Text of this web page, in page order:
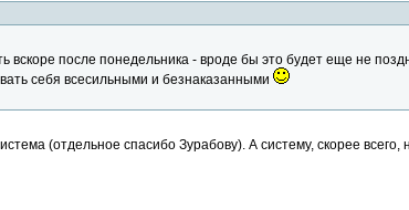
после понедельника - вроде бы это будет еще не
себя всесильными и безнаказанными
(отдельное спасибо Зурабову). А систему, скорее